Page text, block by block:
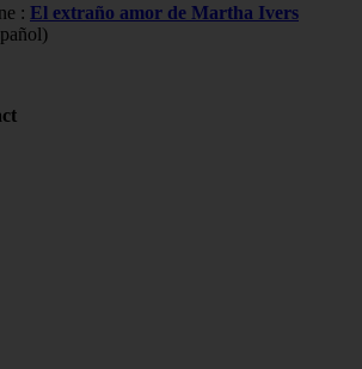
: El extraño amor de Martha Ivers